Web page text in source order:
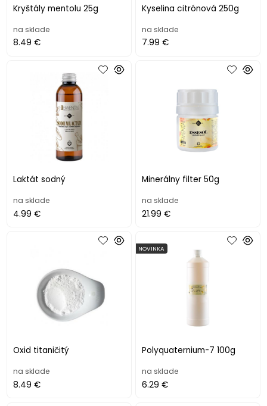
Kryštály mentolu 25g
na sklade
8.49 €
Kyselina citrónová 250g
na sklade
7.99 €
Laktát sodný
na sklade
4.99 €
Minerálny filter 50g
na sklade
21.99 €
Oxid titaničitý
na sklade
8.49 €
Polyquaternium-7 100g
NOVINKA
na sklade
6.29 €